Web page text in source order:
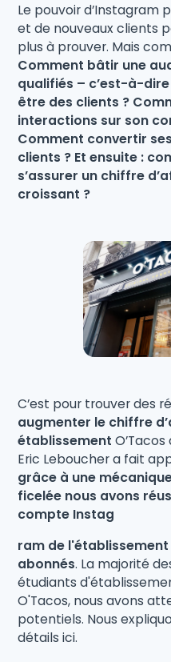
Le pouvoir d’Instagram
et de nouveaux clients
plus à prouver. Mais
Comment bâtir une
qualifiés – c’est-à-
être des clients ?
interactions sur son
Comment convertir
clients ? Et ensuite :
s’assurer un chiffre
croissant ?
C’est pour trouver des
augmenter le chiffre
établissement
Eric Leboucher a fait
grâce à une
ficelée nous avons
compte Instag
ram de
abonnés. La majorité
étudiants
O'Tacos, nous avons
potentiels. Nous
détails ici.